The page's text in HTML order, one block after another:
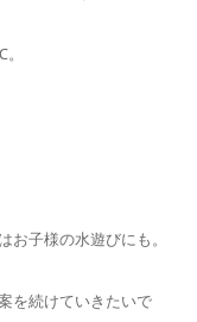
子様の水遊びにも。
を続けていきたいで